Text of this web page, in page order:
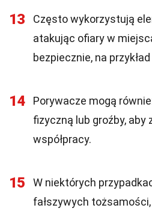
13
Często wykorzystują
atakując ofiary w
bezpiecznie, na
14
Porywacze mogą
fizyczną lub groźby, aby
współpracy.
15
W niektórych
fałszywych